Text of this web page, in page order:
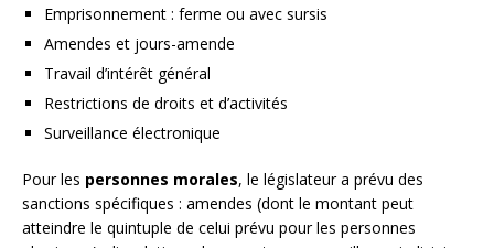
Emprisonnement : ferme ou avec sursis
Amendes et jours-amende
Travail d’intérêt général
Restrictions de droits et d’activités
Surveillance électronique
Pour les personnes morales, le législateur a prévu des
sanctions spécifiques : amendes (dont le montant peut
atteindre le quintuple de celui prévu pour les personnes